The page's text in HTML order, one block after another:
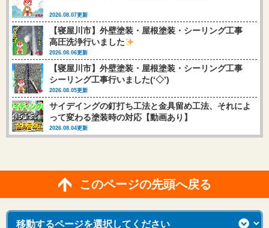
2026.08.07更新
【寝屋川市】外壁塗装・屋根塗装・シーリング工事
高圧洗浄行いました
2026.08.06更新
【寝屋川市】外壁塗装・屋根塗装・シーリング工事
シーリング工事行いました(‘◇’)ゞ
2026.08.05更新
サイデイングの釘打ち工法と金具留め工法、それによ
って変わる塗装時の対応【動画あり】
2026.08.04更新
このページの先頭へ戻る